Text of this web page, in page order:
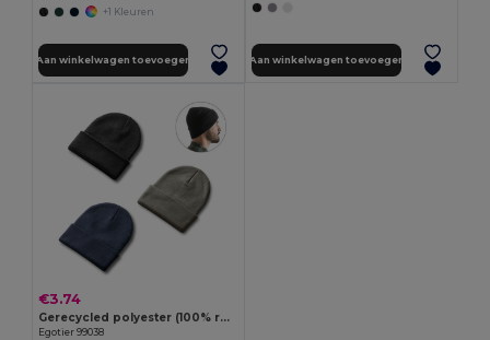
+1 Kleuren
Aan winkelwagen toevoegen Aan winkelwagen toevoegen
€3.74
Gerecycled polyester (100% rPET) dubbellaagse unisex beanie
Egotier 99038